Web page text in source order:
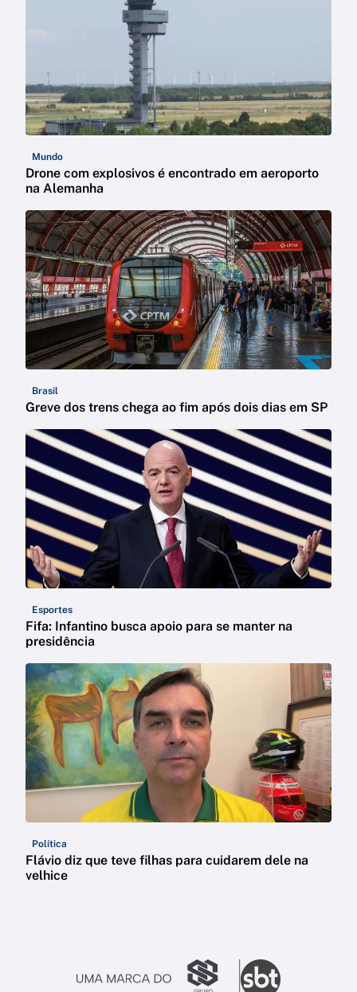
Mundo
Drone com explosivos é encontrado em aeroporto
na Alemanha
Brasil
Greve dos trens chega ao fim após dois dias em SP
Esportes
Fifa: Infantino busca apoio para se manter na
presidência
Política
Flávio diz que teve filhas para cuidarem dele na
velhice